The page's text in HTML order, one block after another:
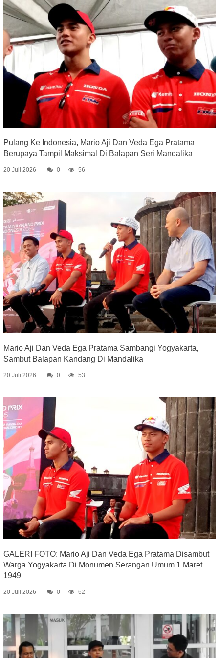
Pulang Ke Indonesia, Mario Aji Dan Veda Ega Pratama
Berupaya Tampil Maksimal Di Balapan Seri Mandalika
20 Juli 2026 0 56
Mario Aji Dan Veda Ega Pratama Sambangi Yogyakarta,
Sambut Balapan Kandang Di Mandalika
20 Juli 2026 0 53
GALERI FOTO: Mario Aji Dan Veda Ega Pratama Disambut
Warga Yogyakarta Di Monumen Serangan Umum 1 Maret
1949
20 Juli 2026 0 62